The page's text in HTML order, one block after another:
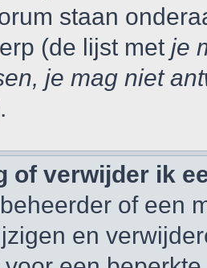
staan
(de lijst met je
je mag niet
of verwijder ik
of een
en